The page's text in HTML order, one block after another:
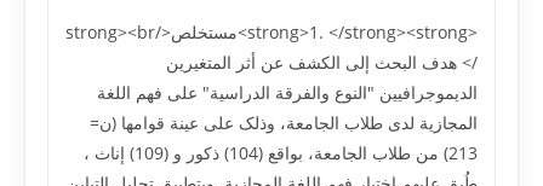
<strong>1. </strong><strong>مستخلص</strong><br
/> هدف البحث إلى الکشف عن أثر المتغيرين
الديموجرافيين "النوع والفرقة الدراسية" على فهم اللغة
المجازية لدى طلاب الجامعة، وذلک على عينة قوامها (ن=
213) من طلاب الجامعة، بواقع (104) ذکور و (109) إناث ،